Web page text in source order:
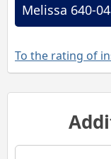
Melissa 640-
To the rating of